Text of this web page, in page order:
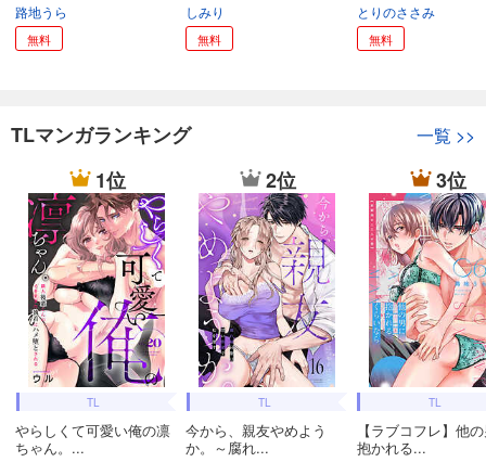
路地うら
無料
しみり
無料
とりのささみ
無料
TLマンガランキング 一覧 >>
1位
TL
やらしくて可愛い俺の凛
ちゃん。...
2位
TL
今から、親友やめよう
か。～腐れ...
3位
TL
【ラブコフレ】他
抱かれる...